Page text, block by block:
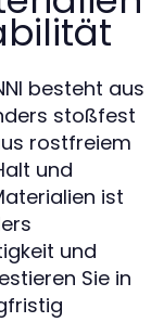
besteht aus
stoßfest
rostfreiem
und
ist
und
Sie in